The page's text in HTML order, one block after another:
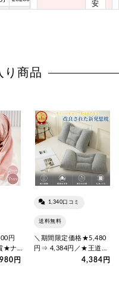
り商品
円
★ナ
ク ロ
円
1,340口コミ
送料無料
＼期間限定価格★5,480
円⇒ 4,384円／★王道の
頸椎ケア【楽天1位受賞…
4,384円